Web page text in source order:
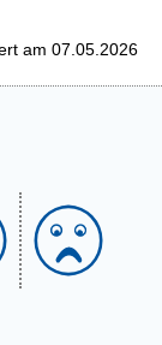
am 07.05.2026